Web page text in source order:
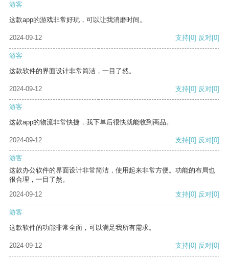
游客
这款app的游戏非常好玩，可以让我消磨时间。
2024-09-12 支持[0] 反对[0]
游客
这款软件的界面设计非常简洁，一目了然。
2024-09-12 支持[0] 反对[0]
游客
这款app的物流非常快捷，我下单后很快就能收到商品。
2024-09-12 支持[0] 反对[0]
游客
这款办公软件的界面设计非常简洁，使用起来非常方便。功能的布局也
很合理，一目了然。
2024-09-12
支持[0] 反对[0]
游客
这款软件的功能非常全面，可以满足我所有需求。
2024-09-12 支持[0] 反对[0]